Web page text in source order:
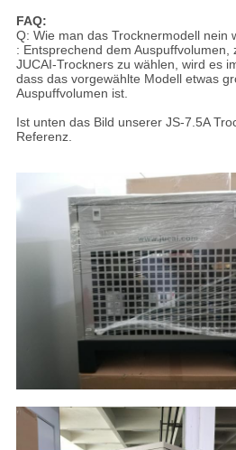
FAQ:
Q: Wie man das Trocknermodell nein
: Entsprechend dem Auspuffvolumen,
JUCAI-Trockners zu wählen, wird es
dass das vorgewählte Modell etwas
Auspuffvolumen ist.
Ist unten das Bild unserer JS-7.5A
Referenz.